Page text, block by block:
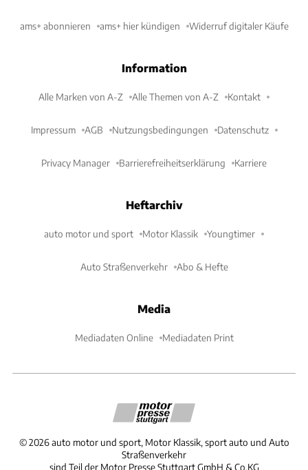
ams+ abonnieren ams+ hier kündigen Widerruf digitaler Käufe
Information
Alle Marken von A-Z Alle Themen von A-Z Kontakt
Impressum AGB Nutzungsbedingungen Datenschutz
Privacy Manager Barrierefreiheitserklärung Karriere
Heftarchiv
auto motor und sport Motor Klassik Youngtimer
Auto Straßenverkehr Abo & Hefte
Media
Mediadaten Online Mediadaten Print
©2026 auto motor und sport, Motor Klassik, sport auto und Auto
Straßenverkehr
sind Teil der Motor Presse Stuttgart GmbH & Co.KG